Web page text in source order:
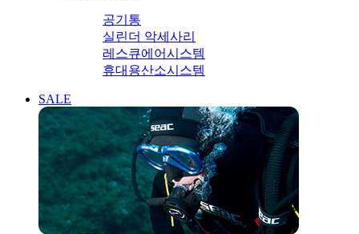
공기통
실린더 악세사리
레스큐에어시스템
휴대용산소시스템
SALE